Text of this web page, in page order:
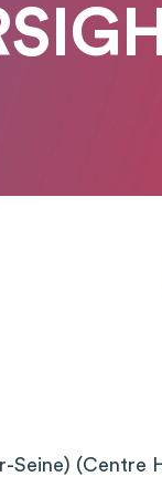
Seine) (Centre